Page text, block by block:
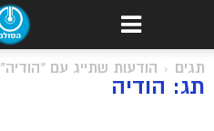
תגים הודעות שתייג עם "הודיה"
תג: הודיה